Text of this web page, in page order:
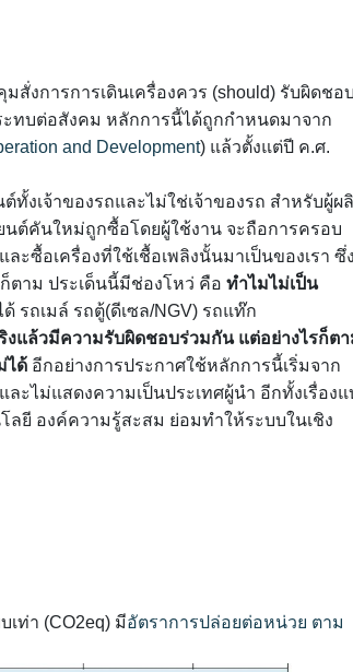
สั่งการการเดินเครื่องควร (should) รับผิดชอบ
ทบต่อสังคม หลักการนี้ได้ถูกกำหนดมาจาก
and Development) แล้วตั้งแต่ปี ค.ศ.
งเจ้าของรถและไม่ใช่เจ้าของรถ สำหรับผู้ผ
นต์คันใหม่ถูกซื้อโดยผู้ใช้งาน จะถือการครอบ
ซื้อเครื่องที่ใช้เชื้อเพลิงนั้นมาเป็นของเรา ซึ่ง
ตาม ประเด็นนี้มีช่องโหว่ คือ ทำไมไม่เป็น
รถเมล์ รถตู้(ดีเซล/NGV) รถแท๊ก
งแล้วมีความรับผิดชอบร่วมกัน แต่อย่างไรก็ต
ได้ อีกอย่างการประกาศใช้หลักการนี้เริ่มจาก
ะไม่แสดงความเป็นประเทศผู้นำ อีกทั้งเรื่องแ
ยี องค์ความรู้สะสม ย่อมทำให้ระบบในเชิง
ท่า (CO2eq) มีอัตราการปล่อยต่อหน่วย ตาม